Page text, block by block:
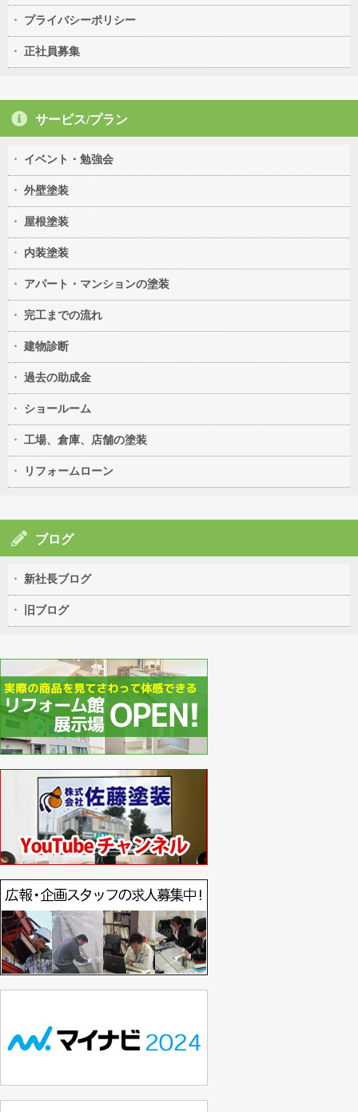
プライバシーポリシー
正社員募集
サービス/プラン
イベント・勉強会
外壁塗装
屋根塗装
内装塗装
アパート・マンションの塗装
完工までの流れ
建物診断
過去の助成金
ショールーム
工場、倉庫、店舗の塗装
リフォームローン
ブログ
新社長ブログ
旧ブログ